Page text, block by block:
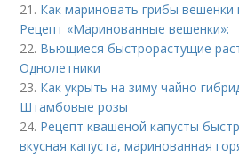
21. Как мариновать грибы вешенки
Рецепт «Маринованные вешенки»:
22. Вьющиеся быстрорастущие
Однолетники
23. Как укрыть на зиму чайно
Штамбовые розы
24. Рецепт квашеной капусты
вкусная капуста, маринованная